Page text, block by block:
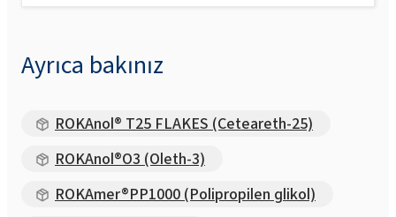
Ayrıca bakınız
ROKAnol® T25 FLAKES (Ceteareth-25)
ROKAnol®O3 (Oleth-3)
ROKAmer®PP1000 (Polipropilen glikol)